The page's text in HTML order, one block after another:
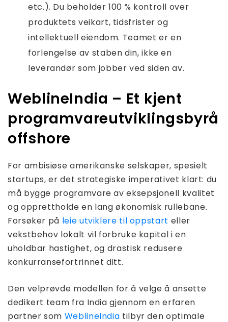
etc.). Du beholder 100 % kontroll over
produktets veikart, tidsfrister og
intellektuell eiendom. Teamet er en
forlengelse av staben din, ikke en
leverandør som jobber ved siden av.
WeblineIndia – Et kjent
programvareutviklingsbyrå
offshore
For ambisiøse amerikanske selskaper, spesielt
startups, er det strategiske imperativet klart: du
må bygge programvare av eksepsjonell kvalitet
og opprettholde en lang økonomisk rullebane.
Forsøker på leie utviklere til oppstart eller
vekstbehov lokalt vil forbruke kapital i en
uholdbar hastighet, og drastisk redusere
konkurransefortrinnet ditt.
Den velprøvde modellen for å velge å ansette
dedikert team fra India gjennom en erfaren
partner som WeblineIndia tilbyr den optimale